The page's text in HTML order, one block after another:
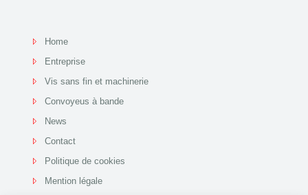
Home
Entreprise
Vis sans fin et machinerie
Convoyeus à bande
News
Contact
Politique de cookies
Mention légale